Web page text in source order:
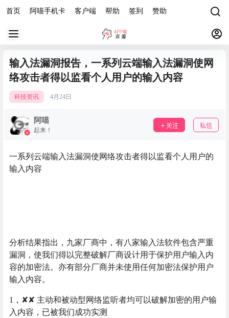
首页 阿喵手机卡 客户端 帮助 签到 赞助
输入法漏洞报告，一系列云端输入法漏洞使网
络攻击者得以监看个人用户的输入内容
科技资讯 4月 24日
阿喵
起来！
关注 私信
一系列云端输入法漏洞使网络攻击者得以监看个人用户的
输入内容
分析结果指出，九家厂商中，有八家输入法软件包含严重
漏洞，使我们得以完整破解厂商设计用于保护用户输入内
容的加密法。亦有部分厂商并未使用任何加密法保护用户
输入内容。
1，✘✘ 主动和被动型网络监听者均可以破解加密的用户输
入内容，已被我们成功实测